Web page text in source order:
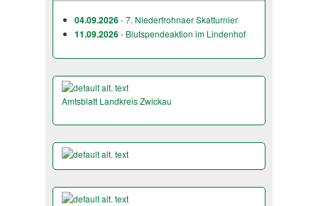
04.09.2026- 7. Niederfrohnaer Skatturnier
11.09.2026- Blutspendeaktion im Lindenhof
Amtsblatt Landkreis Zwickau